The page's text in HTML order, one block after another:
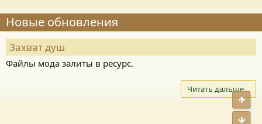
Новые обновления
Захват душ
Файлы мода залиты в ресурс.
Читать дальше…